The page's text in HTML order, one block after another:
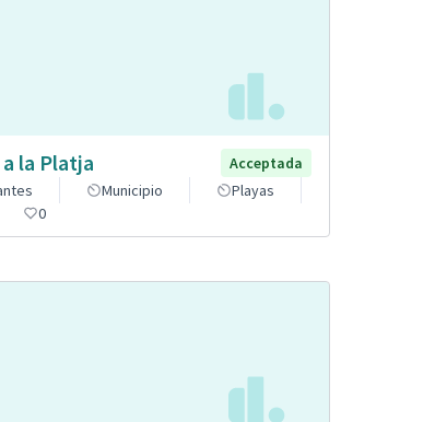
la Platja
Acceptada
Municipio
Playas
0